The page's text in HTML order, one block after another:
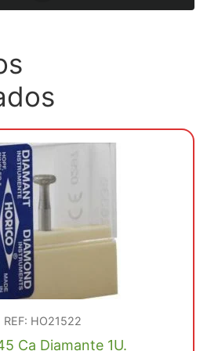
REF: HO21522
Ca Diamante 1U.